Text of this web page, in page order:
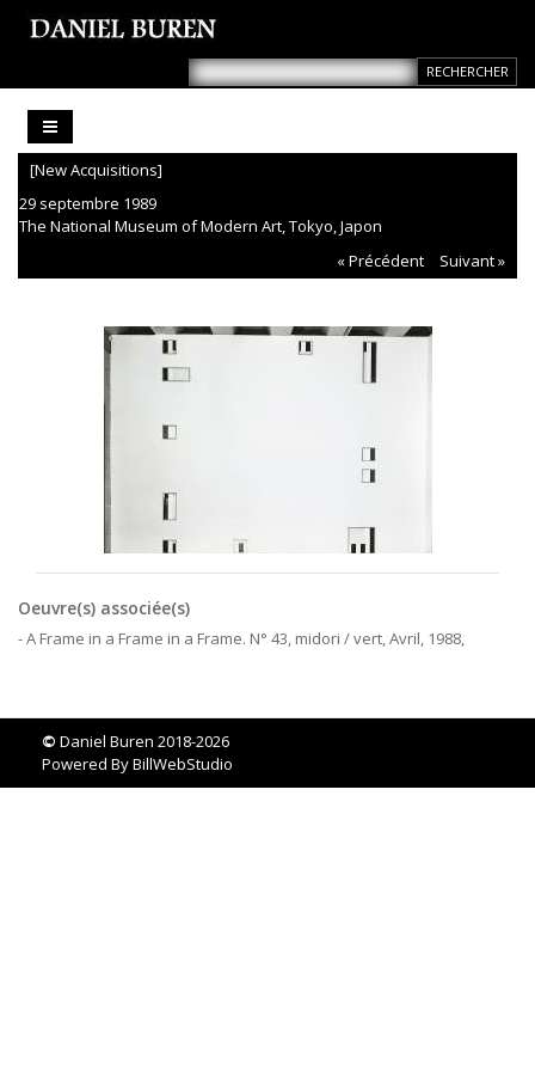
[New Acquisitions]
29 septembre 1989
The National Museum of Modern Art, Tokyo, Japon
« Précédent
Suivant »
Oeuvre(s) associée(s)
- A Frame in a Frame in a Frame. N° 43, midori / vert, Avril, 1988,
© Daniel Buren 2018-2026
Powered ByBillWebStudio